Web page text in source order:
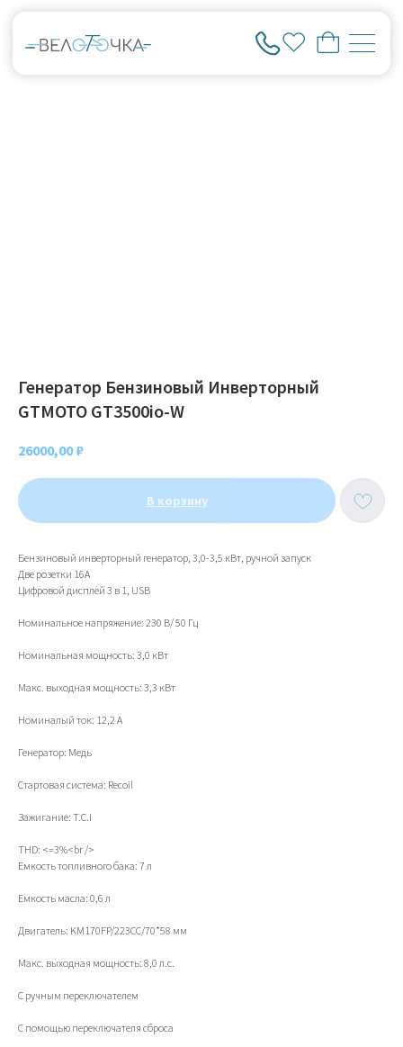
Генератор Бензиновый Инверторный
GTMOTO GT3500io-W
26000,00 ₽
В корзину
Бензиновый инверторный генератор, 3,0-3,5 кВт, ручной запуск
Две розетки 16A
Цифровой дисплей 3 в 1, USB
Номинальное напряжение: 230 В/ 50 Гц
Номинальная мощность: 3,0 кВт
Макс. выходная мощность: 3,3 кВт
Номиналый ток: 12,2 А
Генератор: Медь
Стартовая система: Recoil
Зажигание: T.C.I
THD: <=3%<br />
Емкость топливного бака: 7 л
Емкость масла: 0,6 л
Двигатель: KM170FP/223CC/70*58 мм
Макс. выходная мощность: 8,0 л.с.
С ручным переключателем
С помощью переключателя сброса
Клиентам
Контакты
ИНН 772801187936, ОГРНИП